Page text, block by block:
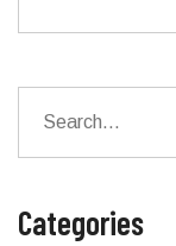
Categories